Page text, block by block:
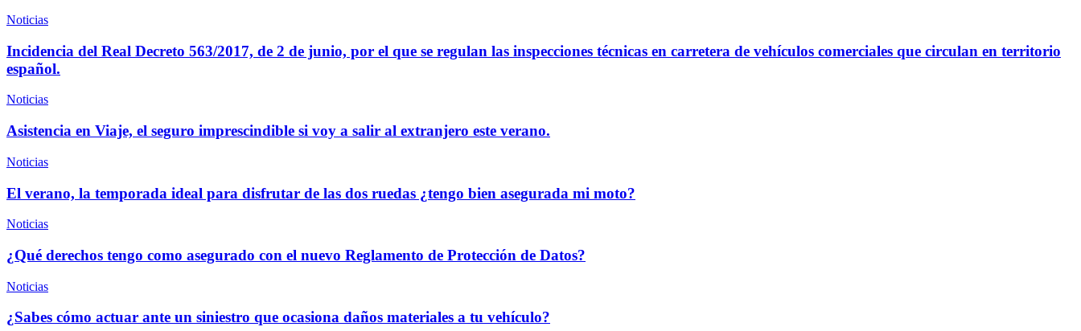
Noticias
Incidencia del Real Decreto 563/2017, de 2 de junio, por el que se regulan las inspecciones técnicas en carretera de vehículos comerciales que circulan en territorio
español.
Noticias
Asistencia en Viaje, el seguro imprescindible si voy a salir al extranjero este verano.
Noticias
El verano, la temporada ideal para disfrutar de las dos ruedas ¿tengo bien asegurada mi moto?
Noticias
¿Qué derechos tengo como asegurado con el nuevo Reglamento de Protección de Datos?
Noticias
¿Sabes cómo actuar ante un siniestro que ocasiona daños materiales a tu vehículo?